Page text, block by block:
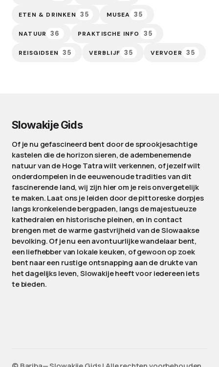
ETEN & DRINKEN 35 MUSEA 35
NATUUR 36 PRAKTISCHE INFO 35
REISGIDSEN 35 VERBLIJF 35 VERVOER 35
Slowakije Gids
Of je nu gefascineerd bent door de sprookjesachtige
kastelen die de horizon sieren, de adembenemende
natuur van de Hoge Tatra wilt verkennen, of jezelf wilt
onderdompelen in de eeuwenoude tradities van dit
fascinerende land, wij zijn hier om je reis onvergetelijk
te maken. Laat ons je leiden door de pittoreske dorpjes
langs kronkelende bergpaden, langs de majestueuze
kathedralen en historische pleinen, en in contact
brengen met de warme gastvrijheid van de Slowaakse
bevolking. Of je nu een avontuurlijke wandelaar bent,
een liefhebber van lokale keuken, of gewoon op zoek
bent naar een rustige ontsnapping aan de drukte van
het dagelijks leven, Slowakije heeft voor iedereen iets
te bieden.